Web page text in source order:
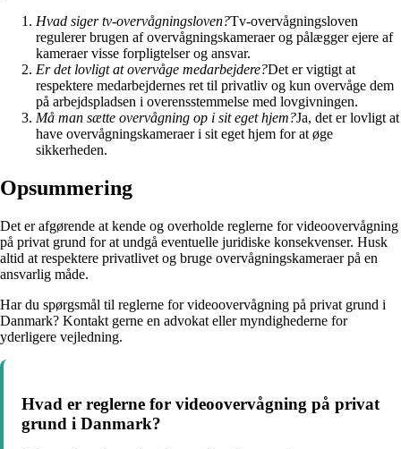
Hvad siger tv-overvågningsloven?Tv-overvågningsloven
regulerer brugen af overvågningskameraer og pålægger ejere af
kameraer visse forpligtelser og ansvar.
Er det lovligt at overvåge medarbejdere?Det er vigtigt at
respektere medarbejdernes ret til privatliv og kun overvåge dem
på arbejdspladsen i overensstemmelse med lovgivningen.
Må man sætte overvågning op i sit eget hjem?Ja, det er lovligt at
have overvågningskameraer i sit eget hjem for at øge
sikkerheden.
Opsummering
Det er afgørende at kende og overholde reglerne for videoovervågning
på privat grund for at undgå eventuelle juridiske konsekvenser. Husk
altid at respektere privatlivet og bruge overvågningskameraer på en
ansvarlig måde.
Har du spørgsmål til reglerne for videoovervågning på privat grund i
Danmark? Kontakt gerne en advokat eller myndighederne for
yderligere vejledning.
Hvad er reglerne for videoovervågning på privat
grund i Danmark?